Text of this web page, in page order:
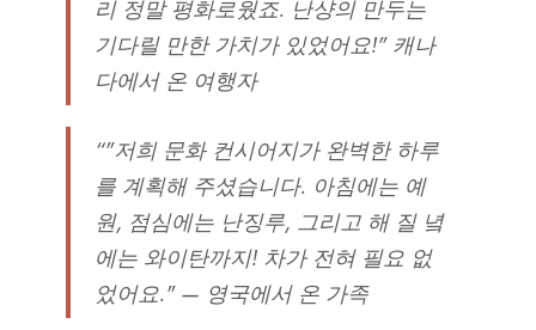
리 정말 평화로웠죠. 난샹의 만두는
기다릴 만한 가치가 있었어요!" 캐나
다에서 온 여행자
“"저희 문화 컨시어지가 완벽한 하루
를 계획해 주셨습니다. 아침에는 예
원, 점심에는 난징루, 그리고 해 질 녘
에는 와이탄까지! 차가 전혀 필요 없
었어요." — 영국에서 온 가족